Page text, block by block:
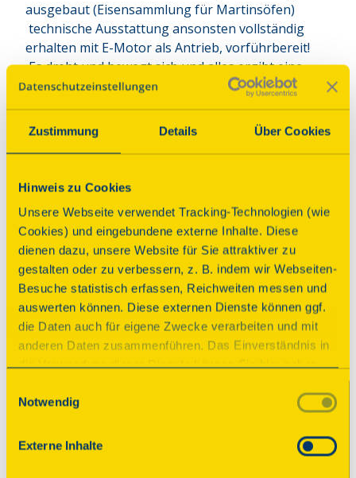
Zustimmung Details Über Cookies
Hinweis zu Cookies
Unsere Webseite verwendet Tracking-Technologien (wie
Cookies) und eingebundene externe Inhalte. Diese
dienen dazu, unsere Website für Sie attraktiver zu
gestalten oder zu verbessern, z. B. indem wir Webseiten-
Besuche statistisch erfassen, Reichweiten messen und
auswerten können. Diese externen Dienste können ggf.
die Daten auch für eigene Zwecke verarbeiten und mit
anderen Daten zusammenführen. Das Einverständnis in
die Verwendung dieser Dienste können Sie hier geben.
unserer Datenschutzerklärung. Durch Anklicken der
einzelner Cookies (Kategorien) in
den Einstellungen erteilen Sie uns Ihre Einwilligung zur
Notwendig
Externe Inhalte
ausgebaut (Eisensammlung für Martinsöfen)
erhalten mit E-Motor als Antrieb, vorführbereit!
Es dreht und bewegt sich und alles ergibt eine
wunderbare Geräuschkulisse.
Ausbau zum Museum.
Programm
2 Führungen
Zeiten
Sonntag, 13.09.2026 10:00 Uhr| Dauer:90
Minuten
Sonntag, 13.09.2026 14:00 Uhr
| Dauer:
Sie erleben 2 unterhaltsame
staubtrocken sondern lebendig anschaulich.